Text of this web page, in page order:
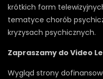
krótkich form
tematyce chorób
kryzysach psychicznych.
Zapraszamy do Video
Wygląd strony